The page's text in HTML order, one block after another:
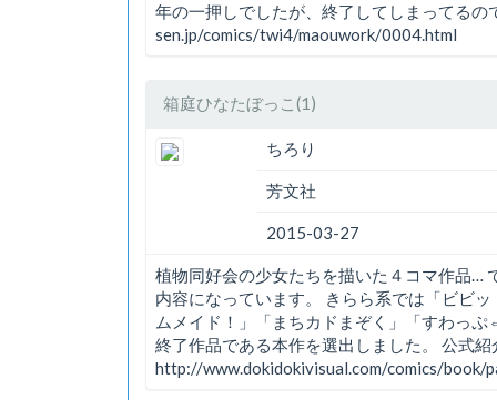
年の一押しでしたが、終了してしまってる
sen.jp/comics/twi4/maouwork/0004.html
箱庭ひなたぼっこ(1)
ちろり
芳文社
2015-03-27
植物同好会の少女たちを描いた４コマ作品…
内容になっています。 きらら系では「ビビ
ムメイド！」「まちカドまぞく」「すわっ
終了作品である本作を選出しました。 公式
http://www.dokidokivisual.com/comics/book/